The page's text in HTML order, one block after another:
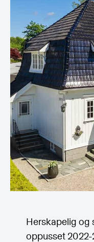
Herskapelig
oppusset 2022-